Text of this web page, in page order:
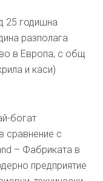
25 годишна
разполага
в Европа, с общ
и каси)
богат
сравнение с
– Фабриката в
предприятие